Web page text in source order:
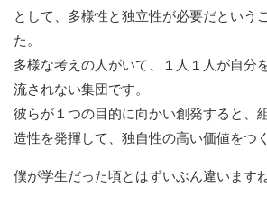
として、多様性と独立性が必要だという
た。
多様な考えの人がいて、１人１人が自分
流されない集団です。
彼らが１つの目的に向かい創発すると、
造性を発揮して、独自性の高い価値をつ
僕が学生だった頃とはずいぶん違いますね